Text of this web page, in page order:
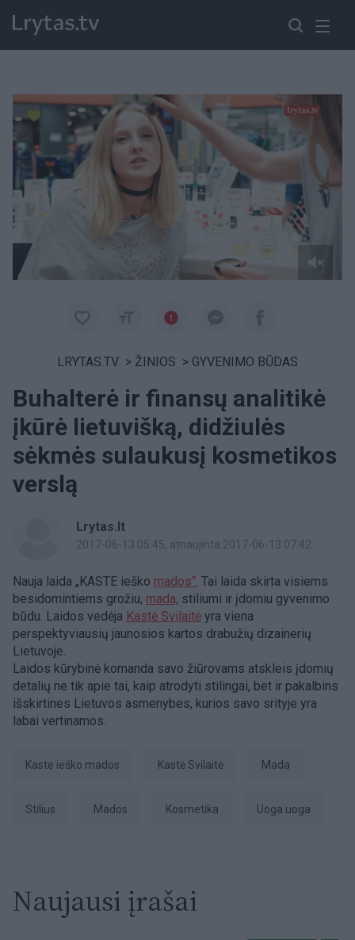
Paremkite Ukrainą
LRYTAS.TV > ŽINIOS > GYVENIMO BŪDAS
Buhalterė ir finansų analitikė
įkūrė lietuvišką, didžiulės
sėkmės sulaukusį kosmetikos
verslą
Lrytas.lt
2017-06-13 05:45, atnaujinta 2017-06-13 07:42
Nauja laida „KASTE ieško mados“. Tai laida skirta visiems
besidomintiems grožiu, mada, stiliumi ir įdomiu gyvenimo
būdu. Laidos vedėja Kastė Svilaitė yra viena
perspektyviausių jaunosios kartos drabužių dizainerių
Lietuvoje.
Laidos kūrybinė komanda savo žiūrovams atskleis įdomių
detalių ne tik apie tai, kaip atrodyti stilingai, bet ir pakalbins
išskirtines Lietuvos asmenybes, kurios savo srityje yra
labai vertinamos.
Kaste ieško mados Kastė Svilaitė Mada
Stilius mados Kosmetika Uoga uoga
Naujausi įrašai